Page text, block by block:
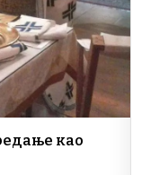
као